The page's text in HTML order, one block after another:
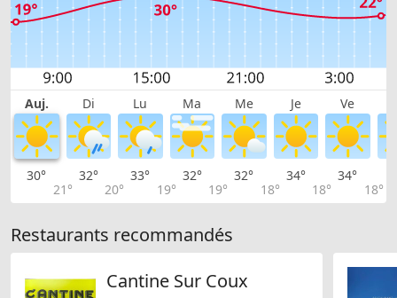
Auj. Di Lu Ma Me Je Ve
30°
21°
32°
20°
33°
19°
32°
19°
32°
18°
34°
18°
34°
18°
Restaurants recommandés
Cantine Sur Coux